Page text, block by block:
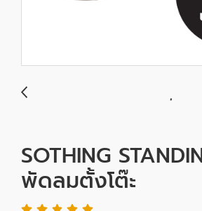
SOTHING
พัดลมตั้งโต๊ะ